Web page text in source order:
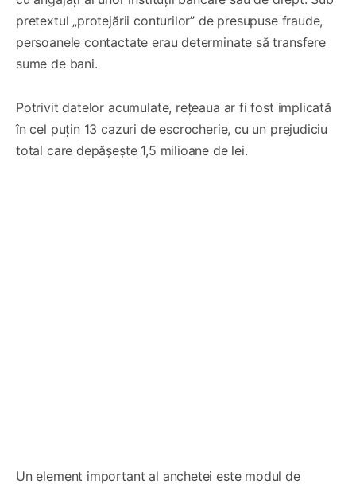
pretextul „protejării conturilor” de presupuse fraude,
persoanele contactate erau determinate să transfere
sume de bani.
Potrivit datelor acumulate, rețeaua ar fi fost implicată
în cel puțin 13 cazuri de escrocherie, cu un prejudiciu
total care depășește 1,5 milioane de lei.
Un element important al anchetei este modul de